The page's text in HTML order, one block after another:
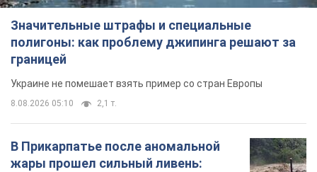
Значительные штрафы и специальные
полигоны: как проблему джипинга решают за
границей
Украине не помешает взять пример со стран Европы
8.08.2026 05:10 2,1 т.
В Прикарпатье после аномальной
жары прошел сильный ливень: